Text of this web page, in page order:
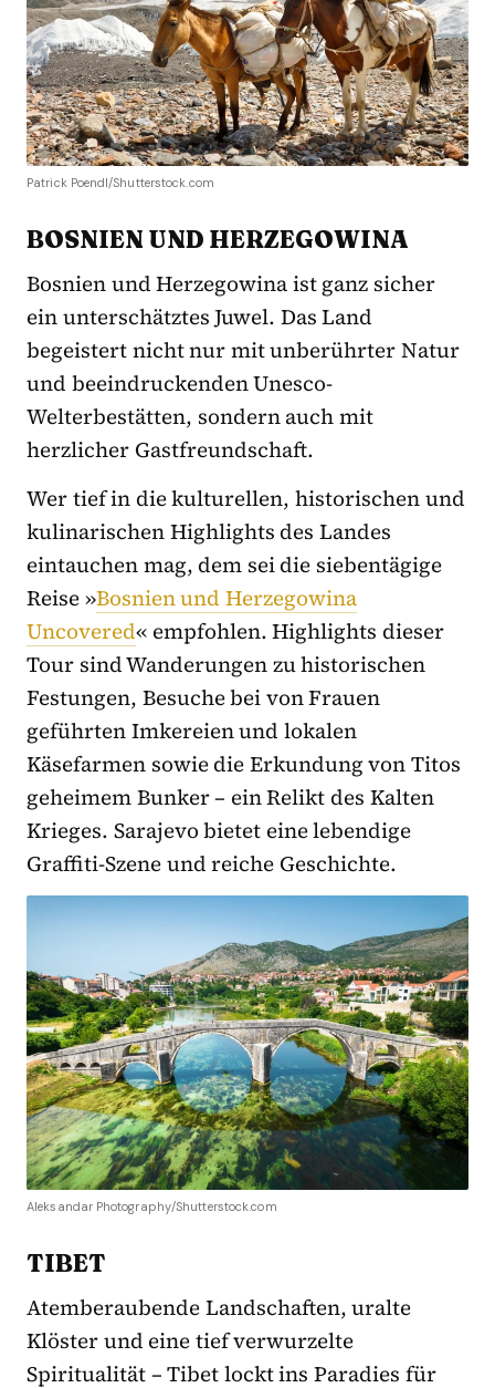
Patrick Poendl/Shutterstock.com
BOSNIEN UND HERZEGOWINA
Bosnien und Herzegowina ist ganz sicher
ein unterschätztes Juwel. Das Land
begeistert nicht nur mit unberührter Natur
und beeindruckenden Unesco-
Welterbestätten, sondern auch mit
herzlicher Gastfreundschaft.
Wer tief in die kulturellen, historischen und
kulinarischen Highlights des Landes
eintauchen mag, dem sei die siebentägige
Reise »Bosnien und Herzegowina
Uncovered« empfohlen. Highlights dieser
Tour sind Wanderungen zu historischen
Festungen, Besuche bei von Frauen
geführten Imkereien und lokalen
Käsefarmen sowie die Erkundung von Titos
geheimem Bunker – ein Relikt des Kalten
Krieges. Sarajevo bietet eine lebendige
Graffiti-Szene und reiche Geschichte.
Aleksandar Photography/Shutterstock.com
TIBET
Atemberaubende Landschaften, uralte
Klöster und eine tief verwurzelte
Spiritualität – Tibet lockt ins Paradies für